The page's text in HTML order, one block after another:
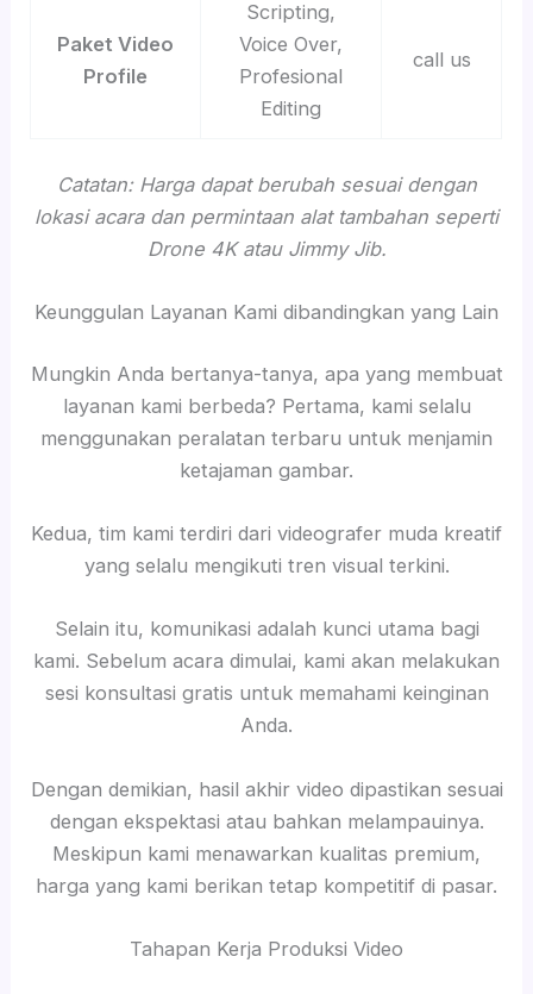
Paket Video
Profile
Scripting,
Voice Over,
Profesional
Editing
call us
Catatan: Harga dapat berubah sesuai dengan
lokasi acara dan permintaan alat tambahan seperti
Drone 4K atau Jimmy Jib.
Keunggulan Layanan Kami dibandingkan yang Lain
Mungkin Anda bertanya-tanya, apa yang membuat
layanan kami berbeda? Pertama, kami selalu
menggunakan peralatan terbaru untuk menjamin
ketajaman gambar.
Kedua, tim kami terdiri dari videografer muda kreatif
yang selalu mengikuti tren visual terkini.
Selain itu, komunikasi adalah kunci utama bagi
kami. Sebelum acara dimulai, kami akan melakukan
sesi konsultasi gratis untuk memahami keinginan
Anda.
Dengan demikian, hasil akhir video dipastikan sesuai
dengan ekspektasi atau bahkan melampauinya.
Meskipun kami menawarkan kualitas premium,
harga yang kami berikan tetap kompetitif di pasar.
Tahapan Kerja Produksi Video